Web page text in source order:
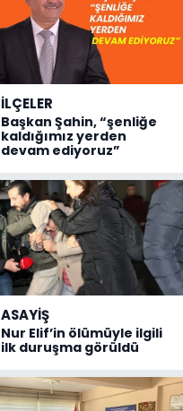
İLÇELER
Başkan Şahin, “şenliğe
kaldığımız yerden
devam ediyoruz”
ASAYİŞ
Nur Elif’in ölümüyle ilgili
ilk duruşma görüldü